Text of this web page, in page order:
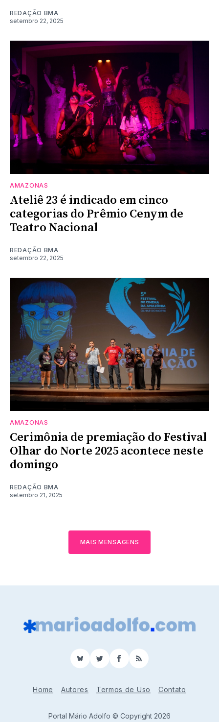
REDAÇÃO BMA
setembro 22, 2025
AMAZONAS
Ateliê 23 é indicado em cinco
categorias do Prêmio Cenym de
Teatro Nacional
REDAÇÃO BMA
setembro 22, 2025
AMAZONAS
Cerimônia de premiação do Festival
Olhar do Norte 2025 acontece neste
domingo
REDAÇÃO BMA
setembro 21, 2025
MAIS MENSAGENS
BlueSkyTwitterFacebook
RSS
Home Autores Termos de Uso Contato
Portal Mário Adolfo © Copyright 2026